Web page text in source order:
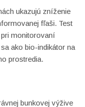
ukazujú zníženie
fľaši. Test
monitorovaní
ako bio-indikátor na
prostredia.
bunkovej výžive